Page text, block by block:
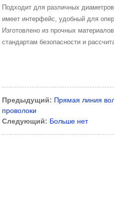
Подходит для различных
имеет интерфейс, удобный для
Изготовлено из прочных
стандартам безопасности и
Предыдущий: Прямая линия
проволоки
Следующий: Больше нет